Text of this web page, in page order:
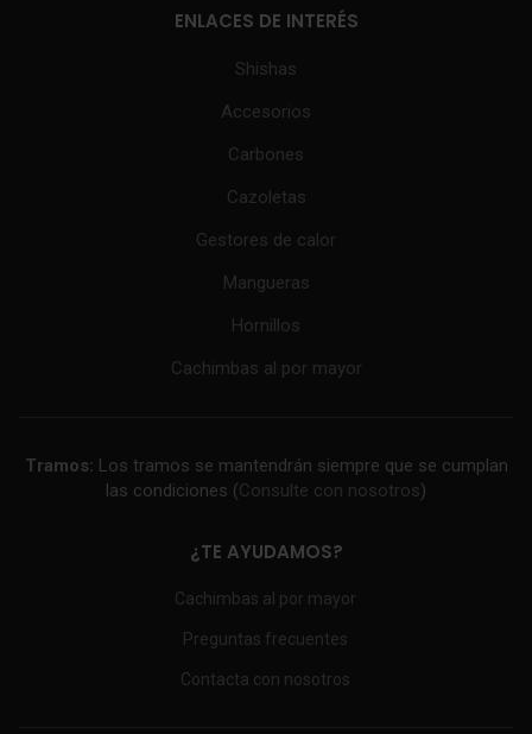
ENLACES DE INTERÉS
Shishas
Accesorios
Carbones
Cazoletas
Gestores de calor
Mangueras
Hornillos
Cachimbas al por mayor
Tramos: Los tramos se mantendrán siempre que se cumplan
las condiciones (Consulte con nosotros)
¿TE AYUDAMOS?
Cachimbas al por mayor
Preguntas frecuentes
Contacta con nosotros